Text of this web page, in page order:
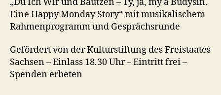
Eine Happy Monday Story“ mit musikalischem
Rahmenprogramm und Gesprächsrunde
Gefördert von der Kulturstiftung des Freistaates
Sachsen – Einlass 18.30 Uhr – Eintritt frei –
Spenden erbeten